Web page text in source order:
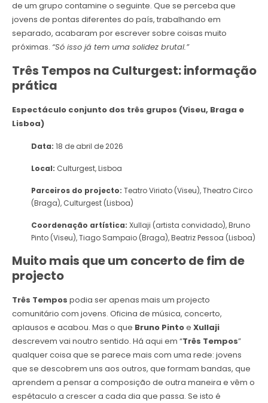
de um grupo contamine o seguinte. Que se perceba que
jovens de pontas diferentes do país, trabalhando em
separado, acabaram por escrever sobre coisas muito
próximas. “Só isso já tem uma solidez brutal.”
Três Tempos na Culturgest: informação
prática
Espectáculo conjunto dos três grupos (Viseu, Braga e
Lisboa)
Data: 18 de abril de 2026
Local: Culturgest, Lisboa
Parceiros do projecto: Teatro Viriato (Viseu), Theatro Circo
(Braga), Culturgest (Lisboa)
Coordenação artística: Xullaji (artista convidado), Bruno
Pinto (Viseu), Tiago Sampaio (Braga), Beatriz Pessoa (Lisboa)
Muito mais que um concerto de fim de
projecto
Três Tempos podia ser apenas mais um projecto
comunitário com jovens. Oficina de música, concerto,
aplausos e acabou. Mas o que Bruno Pintoe Xullaji
descrevem vai noutro sentido. Há aqui em “Três Tempos”
qualquer coisa que se parece mais com uma rede: jovens
que se descobrem uns aos outros, que formam bandas, que
aprendem a pensar a composição de outra maneira e vêm o
espétaculo a crescer a cada dia que passa. Se isto é